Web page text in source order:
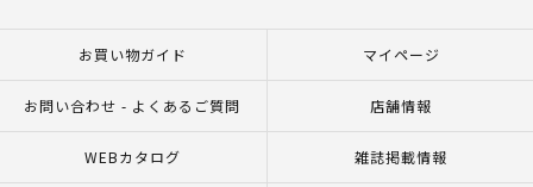
お買い物ガイド マイページ
お問い合わせ - よくあるご質問 店舗情報
WEBカタログ 雑誌掲載情報